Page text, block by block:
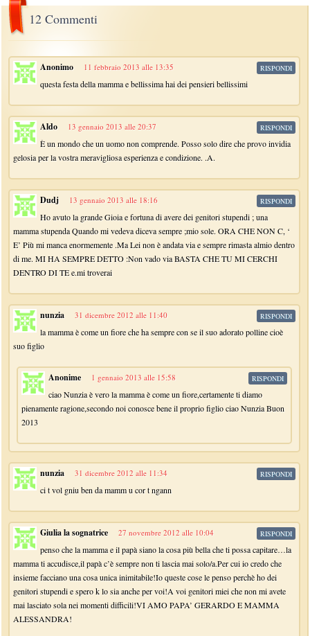
12 Commenti
Anonimo 11 febbraio 2013 alle 13:35
questa festa della mamma e bellissima hai dei pensieri bellissimi
RISPONDI
Aldo 13 gennaio 2013 alle 20:37
È un mondo che un uomo non comprende. Posso solo dire che provo invidia
gelosia per la vostra meravigliosa esperienza e condizione. .A.
RISPONDI
Dudj 13 gennaio 2013 alle 18:16
Ho avuto la grande Gioia e fortuna di avere dei genitori stupendi ; una
mamma stupenda Quando mi vedeva diceva sempre ;mio sole. ORA CHE NON C, ‘
E’ Più mi manca enormemente .Ma Lei non è andata via e sempre rimasta almio dentro
di me. MI HA SEMPRE DETTO :Non vado via BASTA CHE TU MI CERCHI
DENTRO DI TE e.mi troverai
RISPONDI
nunzia 31 dicembre 2012 alle 11:40
la mamma è come un fiore che ha sempre con se il suo adorato polline cioè
suo figlio
RISPONDI
Anonime 1 gennaio 2013 alle 15:58
ciao Nunzia è vero la mamma è come un fiore,certamente ti diamo
pienamente ragione,secondo noi conosce bene il proprio figlio ciao Nunzia Buon
2013
RISPONDI
nunzia 31 dicembre 2012 alle 11:34
ci t vol gniu ben da mamm u cor t ngann
RISPONDI
Giulia la sognatrice 27 novembre 2012 alle 10:04
penso che la mamma e il papà siano la cosa più bella che ti possa capitare…la
mamma ti accudisce,il papà c’è sempre non ti lascia mai solo/a.Per cui io credo che
insieme facciano una cosa unica inimitabile!Io queste cose le penso perchè ho dei
genitori stupendi e spero k lo sia anche per voi!A voi genitori miei che non mi avete
mai lasciato sola nei momenti difficili!VI AMO PAPA’ GERARDO E MAMMA
ALESSANDRA!
RISPONDI